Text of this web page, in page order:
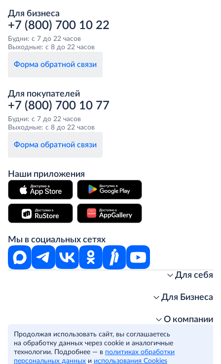
Для бизнеса
+7 (800) 700 10 22
Будни: с 7 до 22 часов
Выходные: с 8 до 22 часов
Форма обратной связи
Для покупателей
+7 (800) 700 10 77
Будни: с 7 до 22 часов
Выходные: с 8 до 22 часов
Форма обратной связи
Наши приложения
Мы в социальных сетях
Для себя
Подарочные карты. Активация и баланс
Скидка за подписку
Часто задаваемые вопросы
Для Бизнеса
Получить карту для бизнеса
Для магазинов
Для гостинично-ресторанного бизнеса
О компании
Карьера
Пресс-центр
Условия и соглашения
Политика конфиденциальности
© METRO Cash and Carry Russia, 2026
Продолжая использовать сайт, вы соглашаетесь
на обработку данных через cookie и аналогичные
технологии. Подробнее — в политиках обработки
персональных данных и использования Cookies